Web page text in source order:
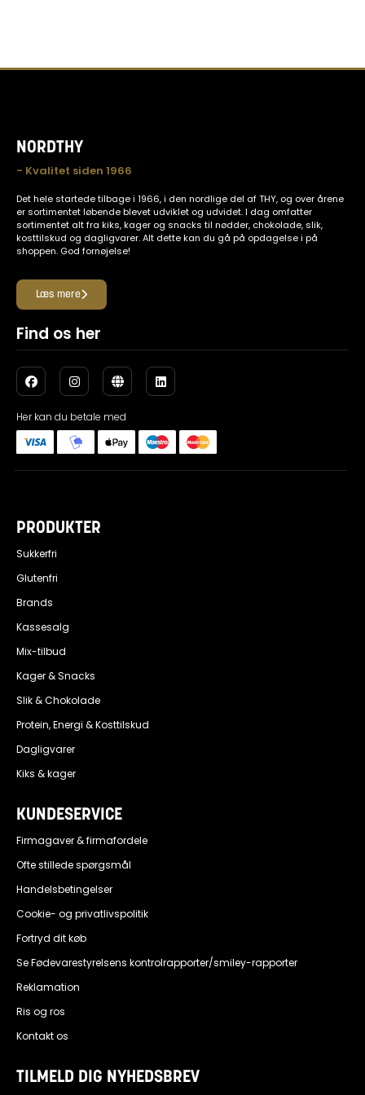
NORDTHY
- Kvalitet siden 1966
Det hele startede tilbage i 1966, i den nordlige del af THY, og over årene
er sortimentet løbende blevet udviklet og udvidet. I dag omfatter
sortimentet alt fra kiks, kager og snacks til nødder, chokolade, slik,
kosttilskud og dagligvarer. Alt dette kan du gå på opdagelse i på
shoppen. God fornøjelse!
Læs mere
Find os her
Her kan du betale med
PRODUKTER
Sukkerfri
Glutenfri
Brands
Kassesalg
Mix-tilbud
Kager & Snacks
Slik & Chokolade
Protein, Energi & Kosttilskud
Dagligvarer
Kiks & kager
KUNDESERVICE
Firmagaver & firmafordele
Ofte stillede spørgsmål
Handelsbetingelser
Cookie- og privatlivspolitik
Fortryd dit køb
Se Fødevarestyrelsens kontrolrapporter/smiley-rapporter
Reklamation
Ris og ros
Kontakt os
TILMELD DIG NYHEDSBREV